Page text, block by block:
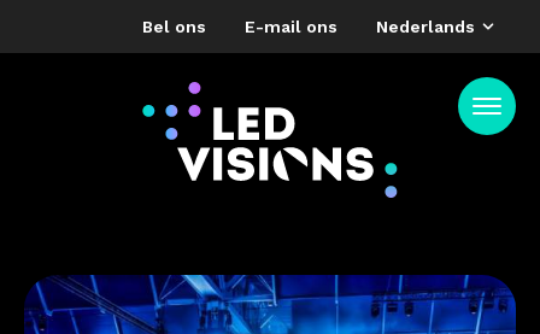
Bel ons E-mail ons Nederlands